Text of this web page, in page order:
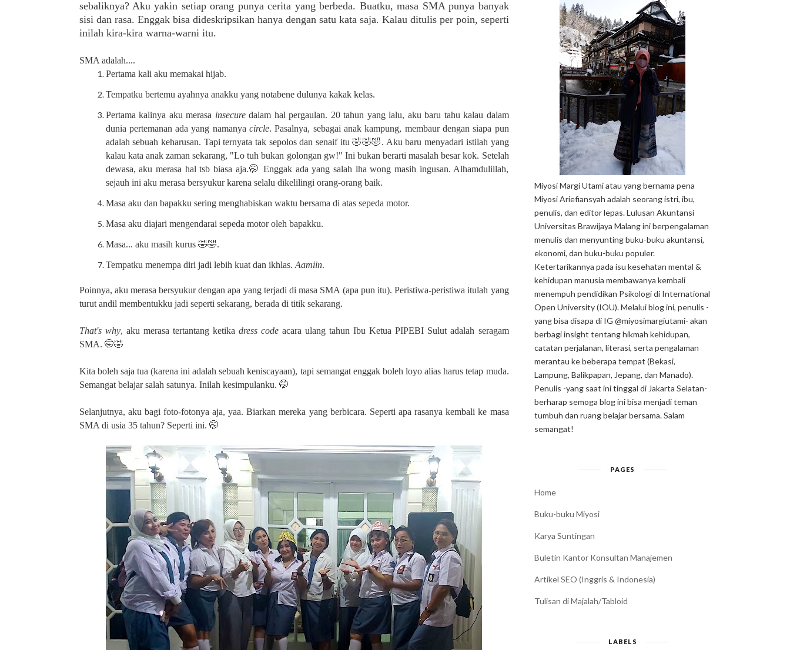
sebaliknya? Aku yakin setiap orang punya cerita yang berbeda. Buatku, masa SMA punya banyak
sisi dan rasa. Enggak bisa dideskripsikan hanya dengan satu kata saja. Kalau ditulis per poin, seperti
inilah kira-kira warna-warni itu.
SMA adalah....
Pertama kali aku memakai hijab.
Tempatku bertemu ayahnya anakku yang notabene dulunya kakak kelas.
Pertama kalinya aku merasa insecuredalam hal pergaulan. 20 tahun yang lalu, aku baru tahu kalau dalam
dunia pertemanan ada yang namanyacircle. Pasalnya, sebagai anak kampung, membaur dengan siapa pun
adalah sebuah keharusan. Tapi ternyata tak sepolos dan senaif itu 🤣🤣🤣. Aku baru menyadari istilah yang
kalau kata anak zaman sekarang, "Lo tuh bukan golongan gw!" Ini bukan berarti masalah besar kok. Setelah
dewasa, aku merasa hal tsb biasa aja.🤭 Enggak ada yang salah lha wong masih ingusan. Alhamdulillah,
sejauh ini aku merasa bersyukur karena selalu dikelilingi orang-orang baik.
Masa aku dan bapakku sering menghabiskan waktu bersama di atas sepeda motor.
Masa aku diajari mengendarai sepeda motor oleh bapakku.
Masa... aku masih kurus 🤣🤣.
Tempatku menempa diri jadi lebih kuat dan ikhlas. Aamiin.
Poinnya, aku merasa bersyukur dengan apa yang terjadi di masa SMA (apa pun itu). Peristiwa-peristiwa itulah yang
turut andil membentukku jadi seperti sekarang, berada di titik sekarang.
That's why, aku merasa tertantang ketika dress codeacara ulang tahun Ibu Ketua PIPEBI Sulut adalah seragam
SMA. 🤭🤣
Kita boleh saja tua (karena ini adalah sebuah keniscayaan), tapi semangat enggak boleh loyo alias harus tetap muda.
Semangat belajar salah satunya. Inilah kesimpulanku. 🤭
Selanjutnya, aku bagi foto-fotonya aja, yaa. Biarkan mereka yang berbicara. Seperti apa rasanya kembali ke masa
SMA di usia 35 tahun? Seperti ini. 🤭
Miyosi Margi Utami atau yang bernama pena
Miyosi Ariefiansyah adalah seorang istri, ibu,
penulis, dan editor lepas. Lulusan Akuntansi
Universitas Brawijaya Malang ini berpengalaman
menulis dan menyunting buku-buku akuntansi,
ekonomi, dan buku-buku populer.
Ketertarikannya pada isu kesehatan mental &
kehidupan manusia membawanya kembali
menempuh pendidikan Psikologi di International
Open University (IOU). Melalui blog ini, penulis -
yang bisa disapa di IG @miyosimargiutami- akan
berbagi insight tentang hikmah kehidupan,
catatan perjalanan, literasi, serta pengalaman
merantau ke beberapa tempat (Bekasi,
Lampung, Balikpapan, Jepang, dan Manado).
Penulis -yang saat ini tinggal di Jakarta Selatan-
berharap semoga blog ini bisa menjadi teman
tumbuh dan ruang belajar bersama. Salam
semangat!
PAGES
Home
Buku-buku Miyosi
Karya Suntingan
Buletin Kantor Konsultan Manajemen
Artikel SEO (Inggris & Indonesia)
Tulisan di Majalah/Tabloid
LABELS